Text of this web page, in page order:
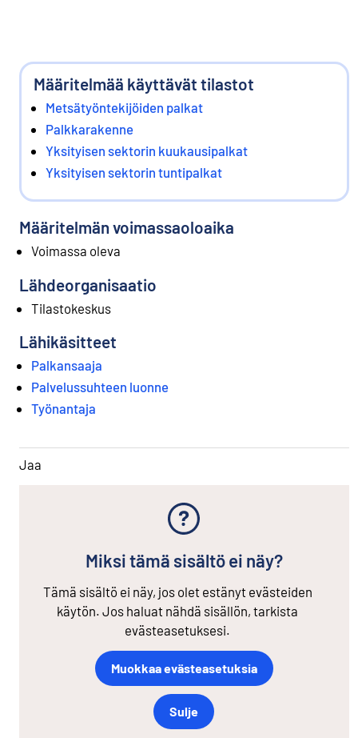
Määritelmää käyttävät tilastot
Metsätyöntekijöiden palkat
Palkkarakenne
Yksityisen sektorin kuukausipalkat
Yksityisen sektorin tuntipalkat
Määritelmän voimassaoloaika
Voimassa oleva
Lähdeorganisaatio
Tilastokeskus
Lähikäsitteet
Palkansaaja
Palvelussuhteen luonne
Työnantaja
Jaa
Miksi tämä sisältö ei näy?
Tämä sisältö ei näy, jos olet estänyt evästeiden
käytön. Jos haluat nähdä sisällön, tarkista
evästeasetuksesi.
Muokkaa evästeasetuksia
Sulje